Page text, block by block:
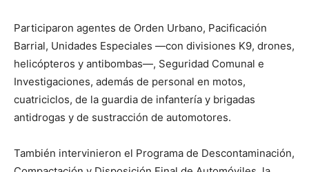
Participaron agentes de Orden Urbano, Pacificación
Barrial, Unidades Especiales —con divisiones K9, drones,
helicópteros y antibombas—, Seguridad Comunal e
Investigaciones, además de personal en motos,
cuatriciclos, de la guardia de infantería y brigadas
antidrogas y de sustracción de automotores.
También intervinieron el Programa de Descontaminación,